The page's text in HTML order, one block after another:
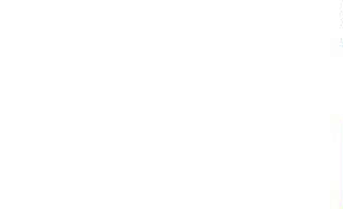
タンドや整備工場の既存インフラを活用するこ